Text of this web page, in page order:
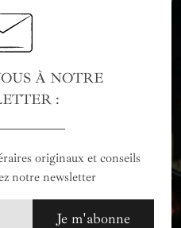
À NOTRE
:
originaux et conseils
notre newsletter
Je m'abonne